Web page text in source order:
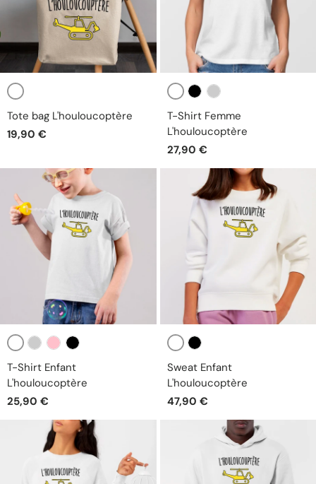
Blanc
Tote bag L'houloucoptère
19,90 €
Blanc
T-Shirt Femme
L'houloucoptère
27,90 €
Blanc
T-Shirt Enfant
L'houloucoptère
25,90 €
Blanc
Sweat Enfant
L'houloucoptère
47,90 €